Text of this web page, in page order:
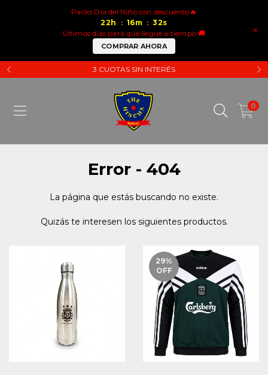
×
Packs Dia del Niño con descuento🔥
22 h : 16m : 32s
Últimos días para que llegue a tiempo 🚚
COMPRAR AHORA
3 CUOTAS SIN INTERÉS
0
Error - 404
La página que estás buscando no existe.
Quizás te interesen los siguientes productos.
29%
OFF